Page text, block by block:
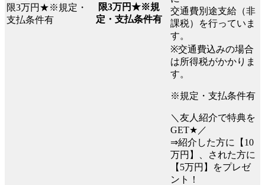
限3万円★※規
定・支払条件有
交通費別途支給（非
課税）を行っていま
す。
※交通費込みの場合
は所得税がかかりま
す。
※規定・支払条件有
＼友人紹介で特典を
GET★／
⇒紹介した方に【10
万円】、された方に
【5万円】をプレゼ
ント！